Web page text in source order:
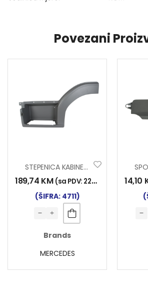
Povezani
STEPENICA KABINE ATEGO LIJEVA
189,74 KM (sa PDV: 222,00
(ŠIFRA: 4711)
Brands
MERCEDES
14,10